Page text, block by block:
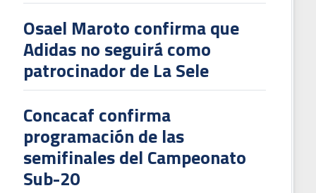
Osael Maroto confirma que
Adidas no seguirá como
patrocinador de La Sele
Concacaf confirma
programación de las
semifinales del Campeonato
Sub-20